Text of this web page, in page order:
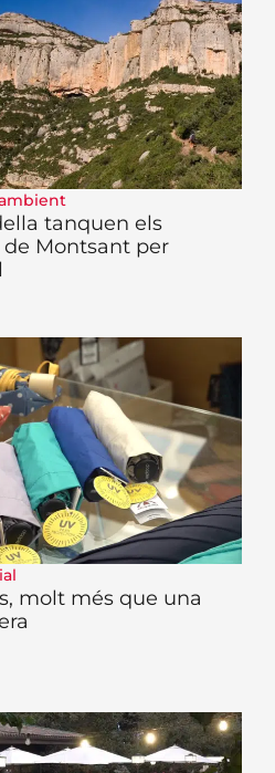
tanquen els
de Montsant per
molt més que una